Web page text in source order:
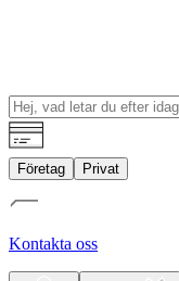
Företag Privat
Kontakta oss